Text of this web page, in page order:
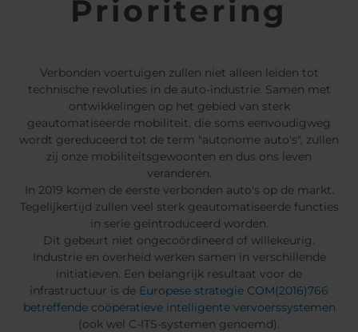
Magyar
Čeština
Chile
Czech Republic
Germany
Greece
Iceland
Italy
Jamaica
Latvia
Moldavia
Netherlands
Norway
Romania
Slovenia
Switzerland
Turkey
Kosovo
Ukraine
United States of
America
Other Europe
Rest of the
world
Prioritering
Verbonden voertuigen zullen niet alleen leiden tot
technische revoluties in de auto-industrie. Samen met
ontwikkelingen op het gebied van sterk
geautomatiseerde mobiliteit, die soms eenvoudigweg
wordt gereduceerd tot de term "autonome auto's", zullen
zij onze mobiliteitsgewoonten en dus ons leven
veranderen.
In 2019 komen de eerste verbonden auto's op de markt.
Tegelijkertijd zullen veel sterk geautomatiseerde functies
in serie geïntroduceerd worden.
Dit gebeurt niet ongecoördineerd of willekeurig.
Industrie en overheid werken samen in verschillende
initiatieven. Een belangrijk resultaat voor de
infrastructuur is de Europese strategie COM(2016)766
betreffende coöperatieve intelligente vervoerssystemen
(ook wel C-ITS-systemen genoemd).